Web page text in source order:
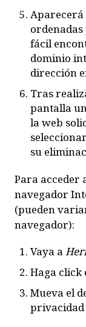
Aparecerá
ordenadas
fácil
dominio
dirección
Tras
pantalla
la web
su
Para acceder
navegador
(pueden
navegador):
Vaya a
Haga click
Mueva el
privacidad